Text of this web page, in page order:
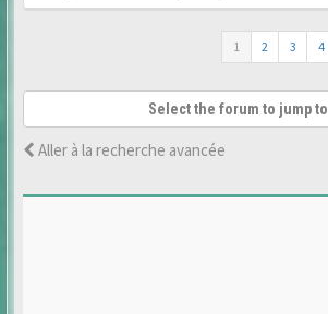
1 2 3 4
Select the forum to jump to
Aller à la recherche avancée